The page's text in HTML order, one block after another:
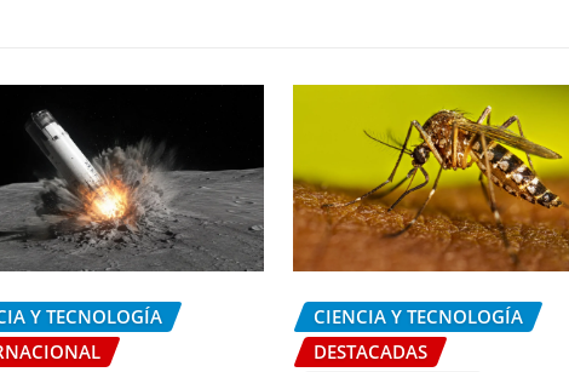
Y TECNOLOGÍA
CIENCIA Y TECNOLOGÍA
DESTACADAS